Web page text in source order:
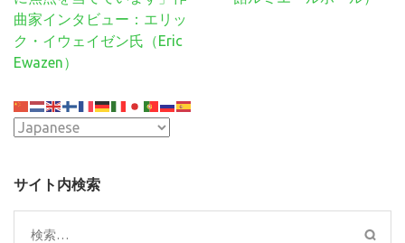
ゲ
ー
シ
ン
曲家インタビュー：エリッ
ク・イウェイゼン氏（Eric
Ewazen）
サイト内検索
検